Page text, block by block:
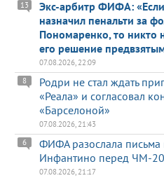
Экс-арбитр ФИФА:
назначил пенальти за
Пономаренко, то никто
его решение
13
07.08.2026, 22:09
Родри не стал ждать
«Реала» и согласовал
«Барселоной»
8
07.08.2026, 21:43
ФИФА разослала
Инфантино перед ЧМ-
6
07.08.2026, 21:17